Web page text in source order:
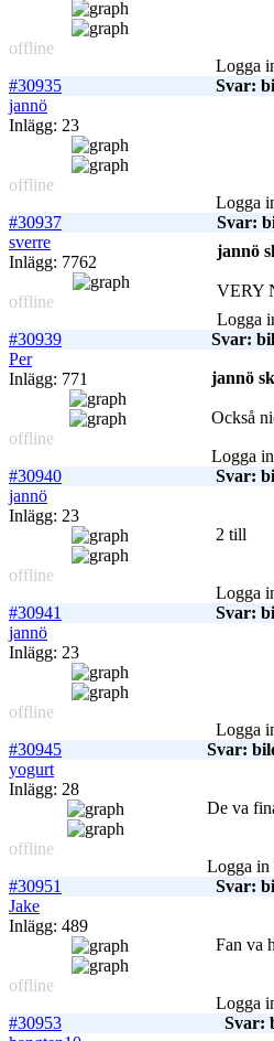
offline
Logga
#30935
Svar:
jannö
Inlägg: 23
offline
Logga
#30937
Svar:
sverre
Inlägg: 7762
offline
jannö
VERY
Logga
#30939
Svar:
Per
Inlägg: 771
offline
jannö
Också
Logga
#30940
Svar:
jannö
Inlägg: 23
offline
2 till
Logga
#30941
Svar:
jannö
Inlägg: 23
offline
Logga
#30945
Svar:
yogurt
Inlägg: 28
offline
De va
Logga in
#30951
Svar:
Jake
Inlägg: 489
offline
Fan va
Logga
#30953
Svar: